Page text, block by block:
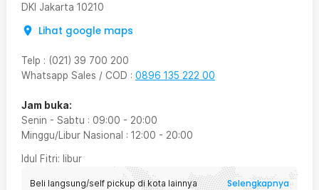
DKI Jakarta 10210
Lihat google maps
Telp : (021) 39 700 200
Whatsapp Sales / COD : 0896 135 222 00
Jam buka:
Senin - Sabtu : 09:00 - 20:00
Minggu/Libur Nasional : 12:00 - 20:00
Idul Fitri: libur
Beli langsung/self pickup di kota lainnya Selengkapnya